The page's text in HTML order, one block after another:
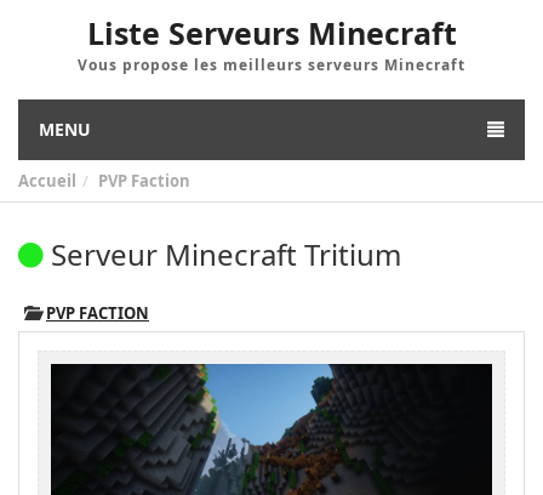
Liste Serveurs Minecraft
Vous propose les meilleurs serveurs Minecraft
MENU
Accueil PVP Faction
Serveur Minecraft Tritium
PVP FACTION